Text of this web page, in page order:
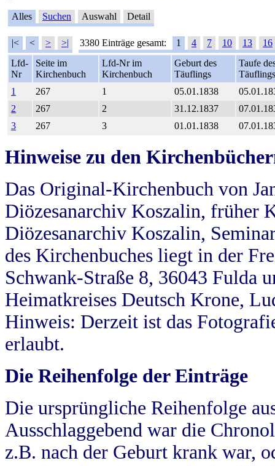
Alles Suchen Auswahl Detail
|< < > >| 3380 Einträge gesamt: 1 4 7 10 13
16
Lfd-
Nr
Seite im
Kirchenbuch
Lfd-Nr im
Kirchenbuch
Geburt des
Täuflings
Taufe
Täuflings
1
267 1 05.01.1838
2
267 2 31.12.1837
3
267 3 01.01.1838
Hinweise zu den
Das Original-Kirchenbuch von
Diözesanarchiv Koszalin, früher
Diözesanarchiv Koszalin,
des Kirchenbuches liegt in der
Schwank-Straße 8, 36043 Fulda
Heimatkreises Deutsch Krone,
Hinweis: Derzeit ist das
erlaubt.
Die Reihenfolge der Einträge
Die ursprüngliche Reihenfolge
Ausschlaggebend war die
z.B. nach der Geburt krank war,